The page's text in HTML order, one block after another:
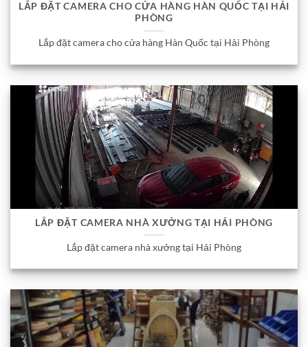
LẮP ĐẶT CAMERA CHO CỬA HÀNG HÀN QUỐC TẠI HẢI
PHÒNG
Lắp đặt camera cho cửa hàng Hàn Quốc tại Hải Phòng
LẮP ĐẶT CAMERA NHÀ XƯỞNG TẠI HẢI PHÒNG
Lắp đặt camera nhà xưởng tại Hải Phòng